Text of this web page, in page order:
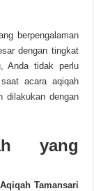
berpengalaman
dengan tingkat
Anda tidak perlu
acara aqiqah
dilakukan dengan
yang
Tamansari